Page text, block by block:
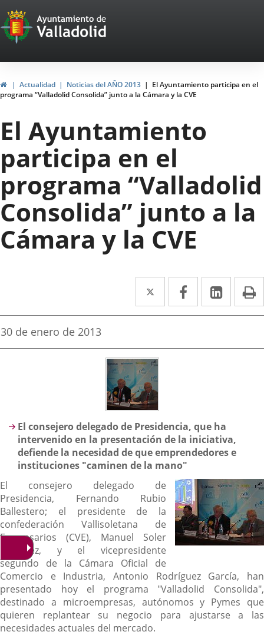
Portal
Web
del
Ayuntamiento
de
Valladolid
HomeActualidad Noticias del AÑO 2013
El Ayuntamiento participa en el
programa “Valladolid Consolida” junto a la Cámara y la CVE
El Ayuntamiento
participa en el
programa “Valladolid
Consolida” junto a la
Cámara y la CVE
Twitter
Enlace
a
aplicación
externa.
Facebook
Enlace
a
aplicación
Enlace
a
Fecha
la
30 de enero de 2013
Descripción
El consejero delegado de Presidencia, que ha
intervenido en la presentación de la iniciativa,
defiende la necesidad de que emprendedores e
instituciones "caminen de la mano"
El consejero delegado de
Presidencia, Fernando Rubio
Ballestero; el presidente de la
confederación Vallisoletana de
Empresarios (CVE), Manuel Soler
Martínez, y el vicepresidente
segundo de la Cámara Oficial de
Comercio e Industria, Antonio Rodríguez García, han
presentado hoy el programa "Valladolid Consolida",
destinado a microempresas, autónomos y Pymes que
quieren replantear su negocio para ajustarse a las
necesidades actuales del mercado.